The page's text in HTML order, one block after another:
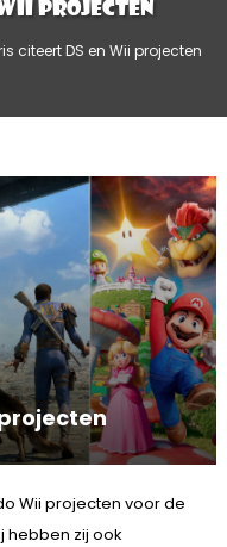
projecten
citeert DS en Wii projecten
Wii projecten voor de
hebben zij ook